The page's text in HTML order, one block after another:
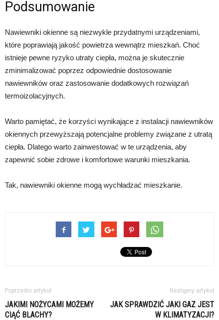
Podsumowanie
Nawiewniki okienne są niezwykle przydatnymi urządzeniami,
które poprawiają jakość powietrza wewnątrz mieszkań. Choć
istnieje pewne ryzyko utraty ciepła, można je skutecznie
zminimalizować poprzez odpowiednie dostosowanie
nawiewników oraz zastosowanie dodatkowych rozwiązań
termoizolacyjnych.
Warto pamiętać, że korzyści wynikające z instalacji nawiewników
okiennych przewyższają potencjalne problemy związane z utratą
ciepła. Dlatego warto zainwestować w te urządzenia, aby
zapewnić sobie zdrowe i komfortowe warunki mieszkania.
Tak, nawiewniki okienne mogą wychładzać mieszkanie.
Poprzedni artykuł
JAKIMI NOŻYCAMI MOŻEMY
CIĄĆ BLACHY?
Następny artykuł
JAK SPRAWDZIĆ JAKI GAZ JEST
W KLIMATYZACJI?